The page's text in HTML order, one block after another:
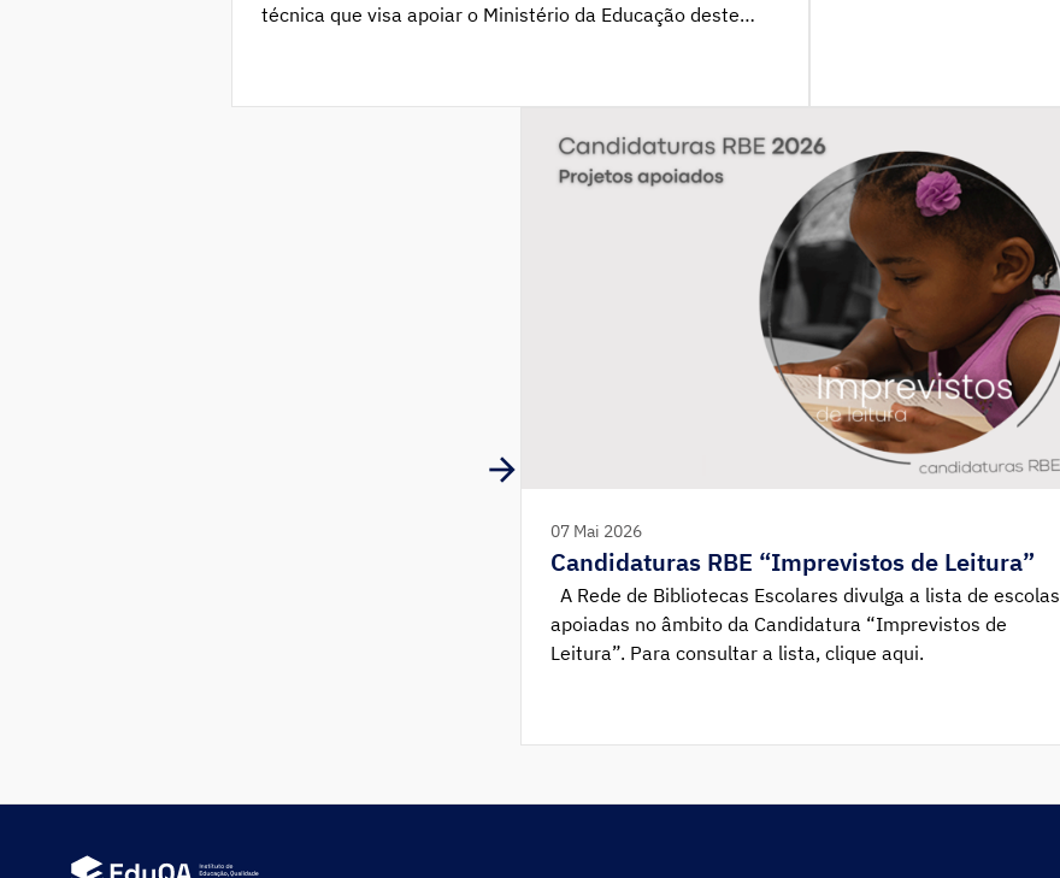
técnica que visa apoiar o Ministério da Educação deste
cerimónia foi presidida pelo Ministro da Educação de Cabo
07 Mai 2026
Candidaturas RBE “Imprevistos de Leitura”
A Rede de Bibliotecas Escolares divulga a lista de escolas
apoiadas no âmbito da Candidatura “Imprevistos de
Leitura”. Para consultar a lista, clique aqui.